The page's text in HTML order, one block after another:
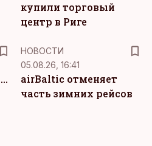
купили торговый
центр в Риге
НОВОСТИ
05.08.26, 16:41
airBaltic отменяет
часть зимних рейсов